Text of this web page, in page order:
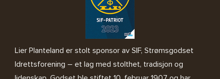
Lier Planteland er stolt sponsor av SIF, Strømsgodset
Idrettsforening – et lag med stolthet, tradisjon og